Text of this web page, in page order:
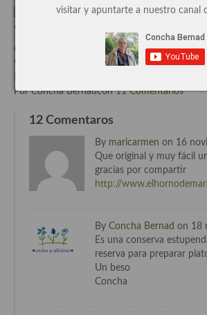
Cocina de Guatemala
Cocina de Nicaragua
Cocina Mexicana
Cocina peruana
Cocina de Oriente Medio
Cocina libanesa
Camboya, historia y gastronomía, apuntes
camboyana
Por Concha Bernadcon11 Comentarios
12 Comentaros
By maricarmen on 16
Que original y muy fácil
gracias por compartir
http://
By Concha Bernad on 18
Es una conserva
reserva para preparar
Un beso
Concha
visitar y apuntarte a nuestro canal